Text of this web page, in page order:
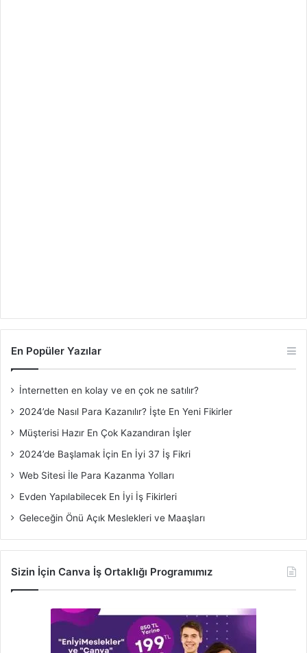
En Popüler Yazılar
İnternetten en kolay ve en çok ne satılır?
2024’de Nasıl Para Kazanılır? İşte En Yeni Fikirler
Müşterisi Hazır En Çok Kazandıran İşler
2024’de Başlamak İçin En İyi 37 İş Fikri
Web Sitesi İle Para Kazanma Yolları
Evden Yapılabilecek En İyi İş Fikirleri
Geleceğin Önü Açık Meslekleri ve Maaşları
Sizin İçin Canva İş Ortaklığı Programımız